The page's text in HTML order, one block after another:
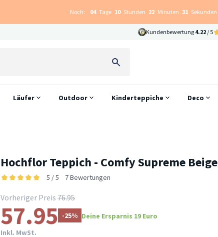
Noch: 04 Tage 10 Stunden 22 Minuten 30 Sekunden
Kundenbewertung 4.22 / 5
Läufer Outdoor Kinderteppiche Deco
Hochflor Teppich - Comfy Supreme Beige
5 / 5 7 Bewertungen
Vorheriger Preis 76.95
57.95 -25% Deine Ersparnis 19 Euro
Inkl. MwSt.